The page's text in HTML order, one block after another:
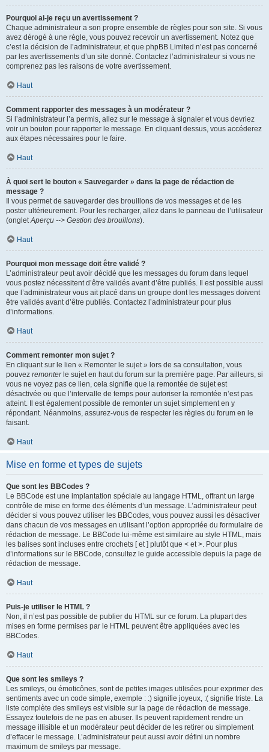
Pourquoi ai-je reçu un avertissement ?
Chaque administrateur a son propre ensemble de règles pour son site. Si vous
avez dérogé à une règle, vous pouvez recevoir un avertissement. Notez que
c’est la décision de l’administrateur, et que phpBB Limited n’est pas concerné
par les avertissements d’un site donné. Contactez l’administrateur si vous ne
comprenez pas les raisons de votre avertissement.
Haut
Comment rapporter des messages à un modérateur ?
Si l’administrateur l’a permis, allez sur le message à signaler et vous devriez
voir un bouton pour rapporter le message. En cliquant dessus, vous accéderez
aux étapes nécessaires pour le faire.
Haut
À quoi sert le bouton « Sauvegarder » dans la page de rédaction de
message ?
Il vous permet de sauvegarder des brouillons de vos messages et de les
poster ultérieurement. Pour les recharger, allez dans le panneau de l’utilisateur
(ongletAperçu --> Gestion des brouillons).
Haut
Pourquoi mon message doit être validé ?
L’administrateur peut avoir décidé que les messages du forum dans lequel
vous postez nécessitent d’être validés avant d’être publiés. Il est possible aussi
que l’administrateur vous ait placé dans un groupe dont les messages doivent
être validés avant d’être publiés. Contactez l’administrateur pour plus
d’informations.
Haut
Comment remonter mon sujet ?
En cliquant sur le lien « Remonter le sujet » lors de sa consultation, vous
pouvez remonterle sujet en haut du forum sur la première page. Par ailleurs, si
vous ne voyez pas ce lien, cela signifie que la remontée de sujet est
désactivée ou que l’intervalle de temps pour autoriser la remontée n’est pas
atteint. Il est également possible de remonter un sujet simplement en y
répondant. Néanmoins, assurez-vous de respecter les règles du forum en le
faisant.
Haut
Mise en forme et types de sujets
Que sont les BBCodes ?
Le BBCode est une implantation spéciale au langage HTML, offrant un large
contrôle de mise en forme des éléments d’un message. L’administrateur peut
décider si vous pouvez utiliser les BBCodes, vous pouvez aussi les désactiver
dans chacun de vos messages en utilisant l’option appropriée du formulaire de
rédaction de message. Le BBCode lui-même est similaire au style HTML, mais
les balises sont incluses entre crochets [ et ] plutôt que < et >. Pour plus
d’informations sur le BBCode, consultez le guide accessible depuis la page de
rédaction de message.
Haut
Puis-je utiliser le HTML ?
Non, il n’est pas possible de publier du HTML sur ce forum. La plupart des
mises en forme permises par le HTML peuvent être appliquées avec les
BBCodes.
Haut
Que sont les smileys ?
Les smileys, ou émoticônes, sont de petites images utilisées pour exprimer des
sentiments avec un code simple, exemple : :) signifie joyeux, :( signifie triste. La
liste complète des smileys est visible sur la page de rédaction de message.
Essayez toutefois de ne pas en abuser. Ils peuvent rapidement rendre un
message illisible et un modérateur peut décider de les retirer ou simplement
d’effacer le message. L’administrateur peut aussi avoir défini un nombre
maximum de smileys par message.